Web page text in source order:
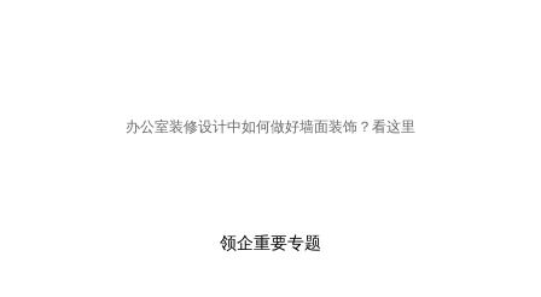
办公室装修设计中如何做好墙面装饰？看这里
领企重要专题